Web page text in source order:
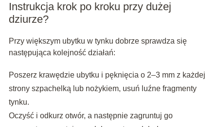
Instrukcja krok po kroku przy dużej
dziurze?
Przy większym ubytku w tynku dobrze sprawdza się
następująca kolejność działań:
Poszerz krawędzie ubytku i pęknięcia o 2–3 mm z każdej
strony szpachelką lub nożykiem, usuń luźne fragmenty
tynku.
Oczyść i odkurz otwór, a następnie zagruntuj go